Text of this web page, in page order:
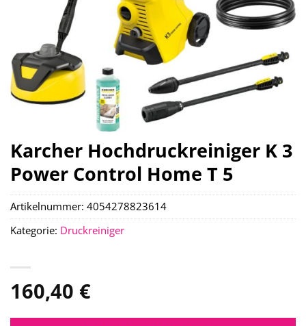
Karcher Hochdruckreiniger K 3
Power Control Home T 5
160,40 €
Artikelnummer: 4054278823614
Kategorie: Druckreiniger